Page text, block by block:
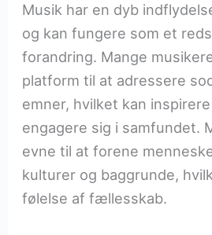
Musik har en dyb
og kan fungere som et
forandring. Mange
platform til at adressere
emner, hvilket kan
engagere sig i samfundet.
evne til at forene
kulturer og baggrunde,
følelse af fællesskab.